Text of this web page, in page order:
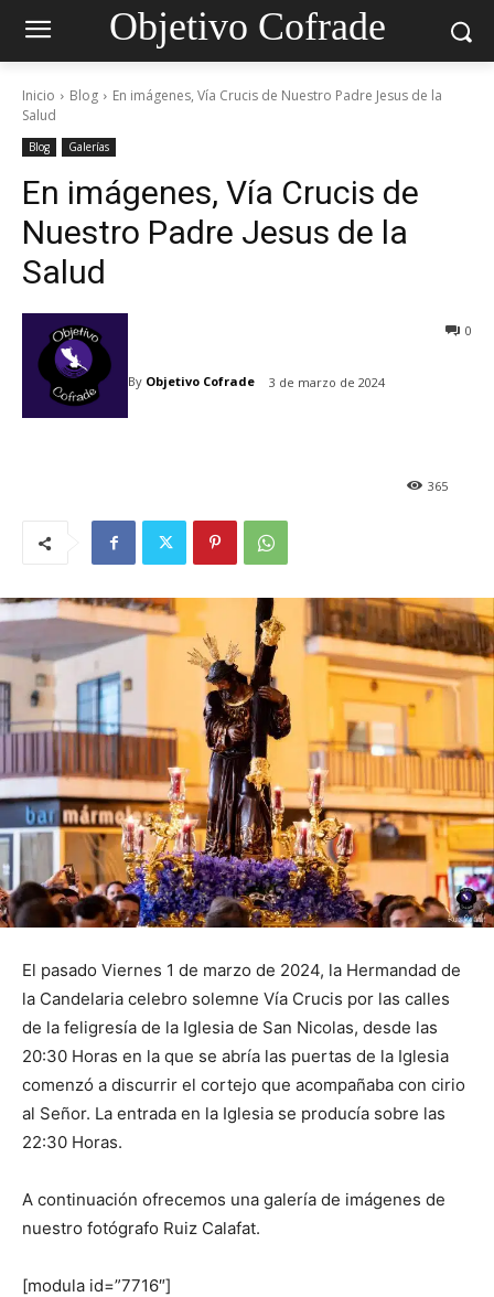
Objetivo Cofrade
Inicio Blog
En imágenes, Vía Crucis de Nuestro Padre Jesus de la
Salud
Blog Galerías
En imágenes, Vía Crucis de
Nuestro Padre Jesus de la
Salud
By Objetivo Cofrade 3 de marzo de 2024
0
365
El pasado Viernes 1 de marzo de 2024, la Hermandad de
la Candelaria celebro solemne Vía Crucis por las calles
de la feligresía de la Iglesia de San Nicolas, desde las
20:30 Horas en la que se abría las puertas de la Iglesia
comenzó a discurrir el cortejo que acompañaba con cirio
al Señor. La entrada en la Iglesia se producía sobre las
22:30 Horas.
A continuación ofrecemos una galería de imágenes de
nuestro fotógrafo Ruiz Calafat.
[modula id=”7716″]